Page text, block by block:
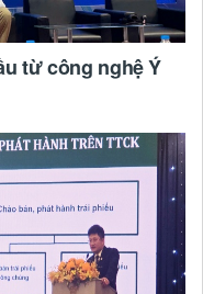
từ công nghệ Ý